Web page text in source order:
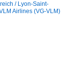
/ Lyon-Saint-
Airlines (VG-VLM)